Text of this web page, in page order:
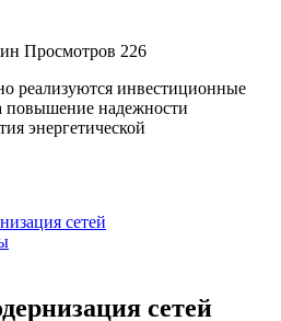
Просмотров 226
реализуются инвестиционные
повышение надежности
энергетической
сетей
сетей